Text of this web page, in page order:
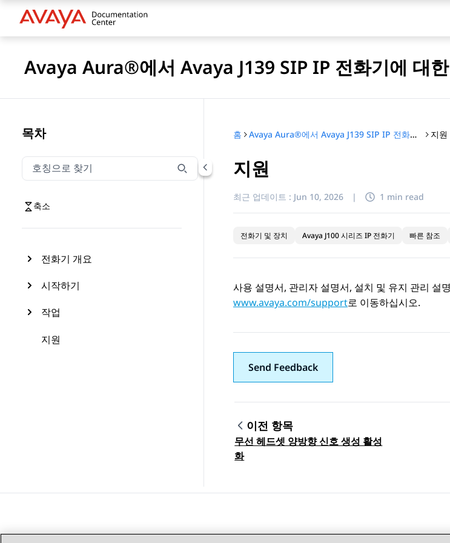
Avaya Aura®에서 Avaya J139 SIP IP 전화기에 대
목차
호칭으로 찾기
호칭으로 찾기 항목을 필터링하려면 입력합니다.
축소
전화기 개요
시작하기
작업
지원
홈 Avaya Aura®에서 Avaya J139 SIP IP 전화기에 대한 빠른 참조 지원
지원
최근 업데이트 : Jun 10, 2026 | 1 min read
전화기 및 장치 Avaya J100 시리즈 IP 전화기 빠른 참조
사용 설명서, 관리자 설명서, 설치 및 유지 관리 설
www.avaya.com/support로 이동하십시오.
Send Feedback
Topic navigation
이전 항목
무선 헤드셋 양방향 신호 생성 활성
화